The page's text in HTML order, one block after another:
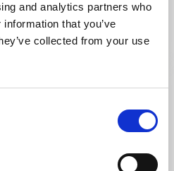
and analytics partners who
that you’ve
collected from your use
en brygga med trampolin